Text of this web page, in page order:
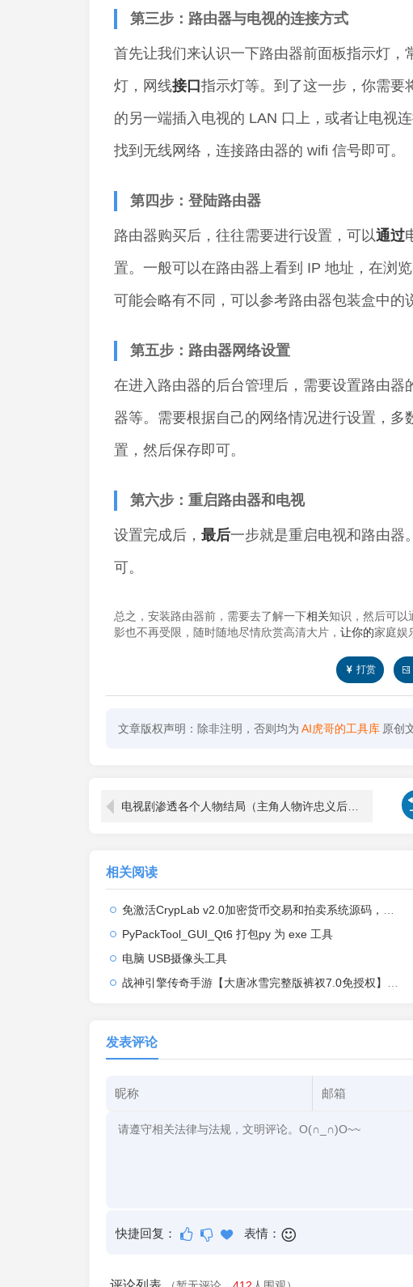
第三步：路由器与电视的连接方式
首先让我们来认识一下路由器前面板指示灯
灯，网线接口 指示灯等。到了这一步，你需要
的另一端插入电视的 LAN 口上，或者让电视
找到无线网络，连接路由器的 wifi 信号即可。
第四步：登陆路由器
路由器购买后，往往需要进行设置，可以通过
置。一般可以在路由器上看到 IP 地址，在浏
可能会略有不同，可以参考路由器包装盒中的
第五步：路由器网络设置
在进入路由器的后台管理后，需要设置路由器
器等。需要根据自己的网络情况进行设置，多
置，然后保存即可。
第六步：重启路由器和电视
设置完成后， 最后一步就是重启电视和路由器
可。
总之，安装路由器前，需要去了解一下相关知识，然后可以
影也不再受限，随时随地尽情欣赏高清大片， 让你的家庭娱
打赏
文章版权声明：除非注明，否则均为 AI虎哥的工具库 原创
电视剧渗透各个人物结局（主角人物许忠义后来怎么样了）
相关阅读
免激活CrypLab v2.0加密货币交易和拍卖系统源码，前台新增中文后台全部汉化
PyPackTool_GUI_Qt6 打包py 为 exe 工具
电脑 USB摄像头工具
战神引擎传奇手游【大唐冰雪完整版裤衩7.0免授权】2026整理特色服务端+寒冬之城+万象古城+天威大陆+大唐盛世【站长亲测】
发表评论
快捷回复： 表情：